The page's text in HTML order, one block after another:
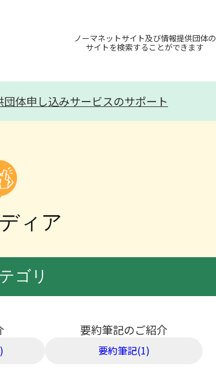
ノーマネットサイト及び情報提供団体の
サイトを検索することができます
団体申し込みサービスのサポート
ィア
ゴリ
要約筆記のご紹介
要約筆記(1)